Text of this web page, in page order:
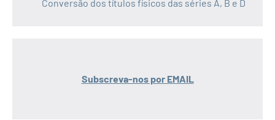
Conversão dos títulos físicos das séries A, B e D
Subscreva-nos por EMAIL